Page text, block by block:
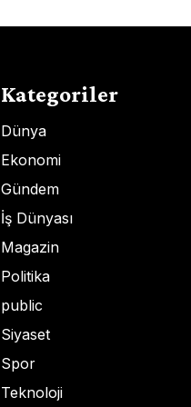
Kategoriler
Dünya
Ekonomi
Gündem
İş Dünyası
Magazin
Politika
public
Siyaset
Spor
Teknoloji